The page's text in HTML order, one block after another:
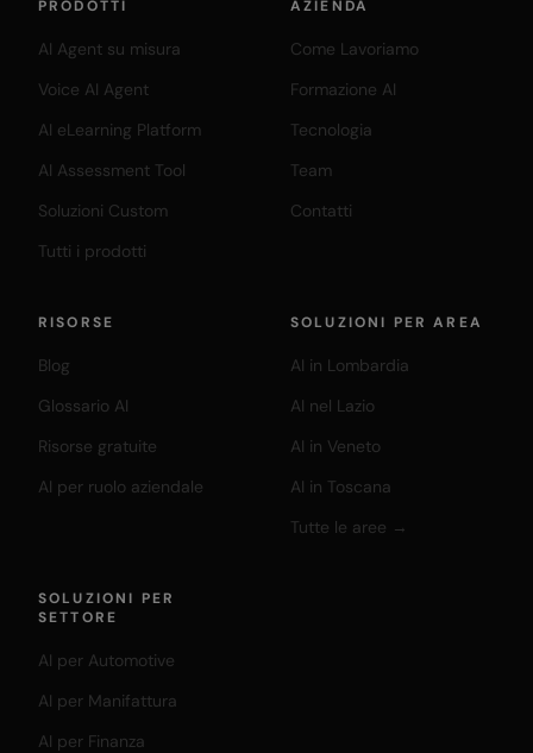
PRODOTTI
AI Agent su misura
Voice AI Agent
AI eLearning Platform
AI Assessment Tool
Soluzioni Custom
Tutti i prodotti
AZIENDA
Come Lavoriamo
Formazione AI
Tecnologia
Team
Contatti
RISORSE
Blog
Glossario AI
Risorse gratuite
AI per ruolo aziendale
SOLUZIONI PER AREA
AI in Lombardia
AI nel Lazio
AI in Veneto
AI in Toscana
Tutte le aree →
SOLUZIONI PER
SETTORE
AI per Automotive
AI per Manifattura
AI per Finanza